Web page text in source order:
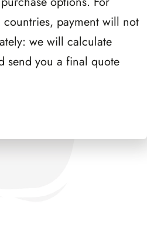
payment will not
we will calculate
send you a final quote